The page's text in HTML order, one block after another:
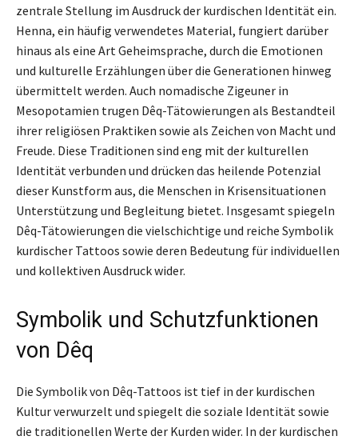
zentrale Stellung im Ausdruck der kurdischen Identität ein.
Henna, ein häufig verwendetes Material, fungiert darüber
hinaus als eine Art Geheimsprache, durch die Emotionen
und kulturelle Erzählungen über die Generationen hinweg
übermittelt werden. Auch nomadische Zigeuner in
Mesopotamien trugen Dêq-Tätowierungen als Bestandteil
ihrer religiösen Praktiken sowie als Zeichen von Macht und
Freude. Diese Traditionen sind eng mit der kulturellen
Identität verbunden und drücken das heilende Potenzial
dieser Kunstform aus, die Menschen in Krisensituationen
Unterstützung und Begleitung bietet. Insgesamt spiegeln
Dêq-Tätowierungen die vielschichtige und reiche Symbolik
kurdischer Tattoos sowie deren Bedeutung für individuellen
und kollektiven Ausdruck wider.
Symbolik und Schutzfunktionen
von Dêq
Die Symbolik von Dêq-Tattoos ist tief in der kurdischen
Kultur verwurzelt und spiegelt die soziale Identität sowie
die traditionellen Werte der Kurden wider. In der kurdischen